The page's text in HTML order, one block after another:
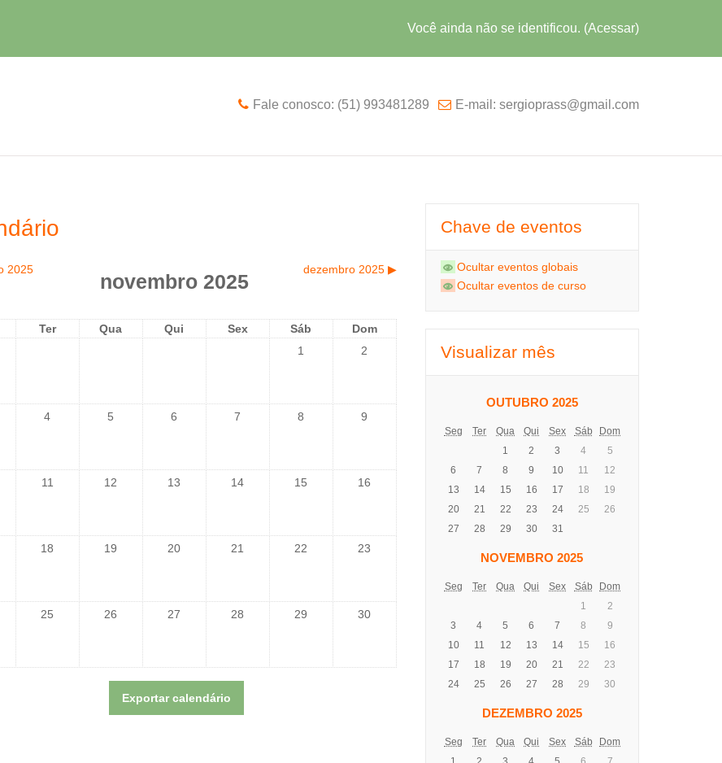
Você ainda não se identificou. (Acessar)
Fale conosco: (51) 993481289 E-mail: sergioprass@gmail.com
2025
novembro 2025
dezembro 2025 ▶︎
Ter Qua Qui Sex Sáb
Dom
1
2
4 5 6 7 8 9
11 12 13 14 15 16
18 19 20 21 22 23
25 26 27 28 29 30
Chave de eventos
Ocultar eventos globais
Ocultar eventos de curso
Visualizar mês
OUTUBRO 2025
Seg Ter Qua Qui Sex Sáb
Dom
1
2 3 4
5
6
7 8 9 10 11
12
13
14 15 16 17 18
19
20
21 22 23 24 25
26
27
28 29 30 31
NOVEMBRO 2025
Seg Ter Qua Qui Sex Sáb
Dom
1
2
3
4 5 6 7 8
9
10
11 12 13 14 15
16
17
18 19 20 21 22
23
24
25 26 27 28 29 30
DEZEMBRO 2025
Seg Ter Qua Qui Sex Sáb
Dom